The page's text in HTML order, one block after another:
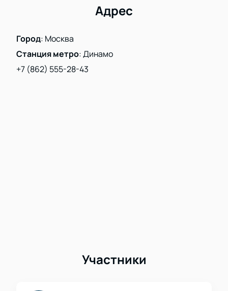
Адрес
Город: Москва
Станция метро:Динамо
+7 (862) 555-28-43
Участники